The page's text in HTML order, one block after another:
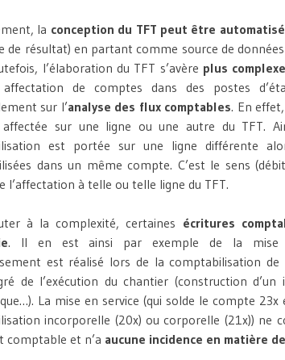
la conception du TFT peut être
de résultat) en partant comme source de
l’élaboration du TFT s’avère plus complexe
de comptes dans des postes
sur l’analyse des flux comptables. En
sur une ligne ou une autre du TFT.
est portée sur une ligne différente
dans un même compte. C’est le sens
l’affectation à telle ou telle ligne du TFT.
à la complexité, certaines écritures
. Il en est ainsi par exemple de la mise
est réalisé lors de la comptabilisation
de l’exécution du chantier (construction
La mise en service (qui solde le compte
incorporelle (20x) ou corporelle (21x)) ne
comptable et n’a aucune incidence en matière